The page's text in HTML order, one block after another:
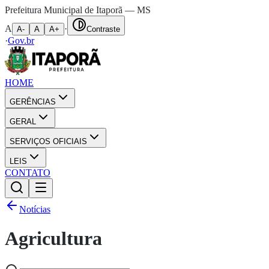
Prefeitura Municipal de Itaporã — MS
A
A- A A+ · Contraste
·Gov.br
HOME
GERÊNCIAS
GERAL
SERVIÇOS OFICIAIS
LEIS
CONTATO
Notícias
Agricultura